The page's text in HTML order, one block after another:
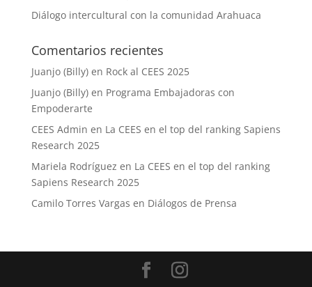
Diálogo intercultural con la comunidad Arahuaca
Comentarios recientes
Juanjo (Billy)en Rock al CEES 2025
Juanjo (Billy)en Programa Embajadoras con
Empoderarte
CEES Admin en La CEES en el top del ranking Sapiens
Research 2025
Mariela Rodríguez en La CEES en el top del ranking
Sapiens Research 2025
Camilo Torres Vargas en Diálogos de Prensa